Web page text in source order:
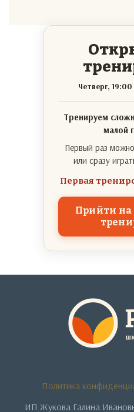
Четверг,
Тренируем
малой
Первый раз
или сразу
Первая
Прийти
Политика
ИП Жукова Галина